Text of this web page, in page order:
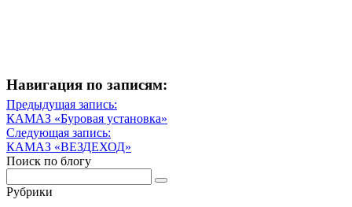
Навигация по записям:
Навигация
по
записям
Предыдущая запись:
Предыдущая
запись
КАМАЗ «Буровая установка»
Следующая запись:
Следующая
запись
КАМАЗ «ВЕЗДЕХОД»
Поиск по блогу
Рубрики